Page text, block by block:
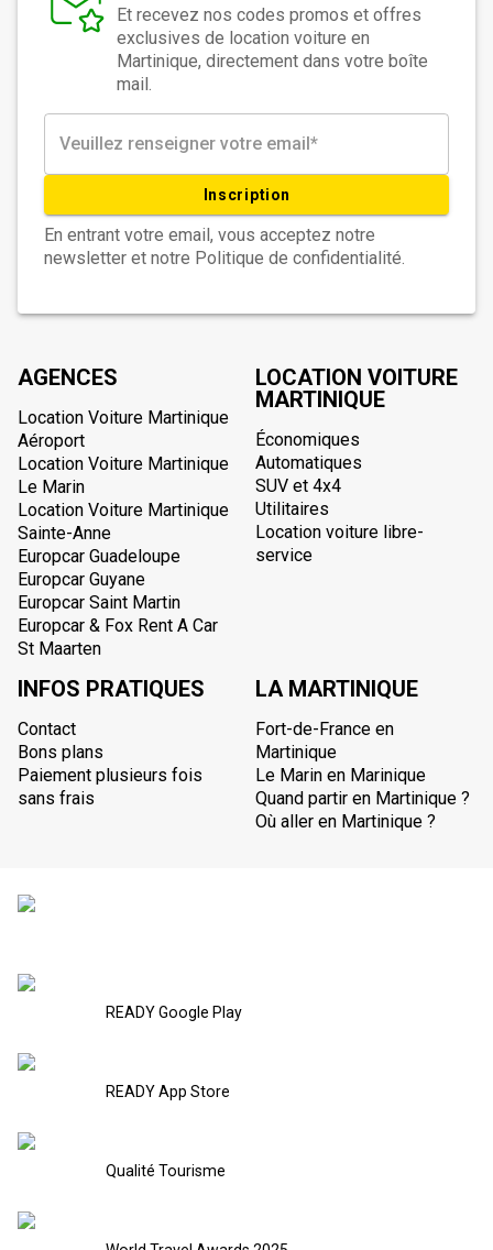
Et recevez nos codes promos et offres
exclusives de location voiture en
Martinique, directement dans votre boîte
mail.
Inscription
En entrant votre email, vous acceptez notre
newsletter et notre Politique de confidentialité.
AGENCES
Location Voiture Martinique
Aéroport
Location Voiture Martinique
Le Marin
Location Voiture Martinique
Sainte-Anne
Europcar Guadeloupe
Europcar Guyane
Europcar Saint Martin
Europcar & Fox Rent A Car
St Maarten
LOCATION VOITURE
MARTINIQUE
Économiques
Automatiques
SUV et 4x4
Utilitaires
Location voiture libre-
service
INFOS PRATIQUES
Contact
Bons plans
Paiement plusieurs fois
sans frais
LA MARTINIQUE
Fort-de-France en
Martinique
Le Marin en Marinique
Quand partir en Martinique ?
Où aller en Martinique ?
READY Google Play
READY App Store
Qualité Tourisme